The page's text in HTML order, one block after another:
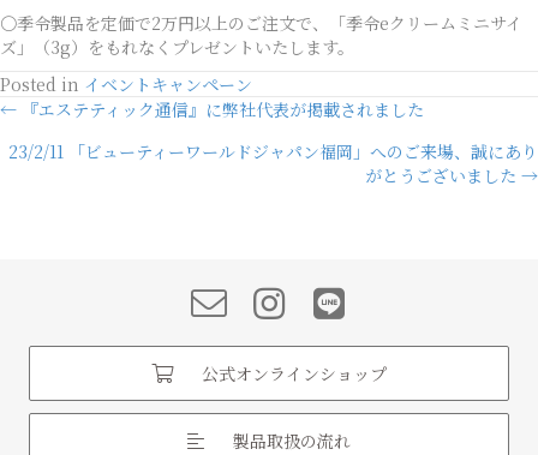
〇季令製品を定価で2万円以上のご注文で、「季令eクリームミニサイ
ズ」（3g）をもれなくプレゼントいたします。
Posted in イベントキャンペーン
Posts
navigation
← 『エステティック通信』に弊社代表が掲載されました
23/2/11 「ビューティーワールドジャパン福岡」へのご来場、誠にあり
がとうございました →
公式オンラインショップ
製品取扱の流れ